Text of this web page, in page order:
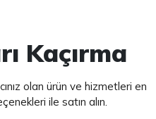
Kaçırma
olan ürün ve hizmetleri en
ile satın alın.